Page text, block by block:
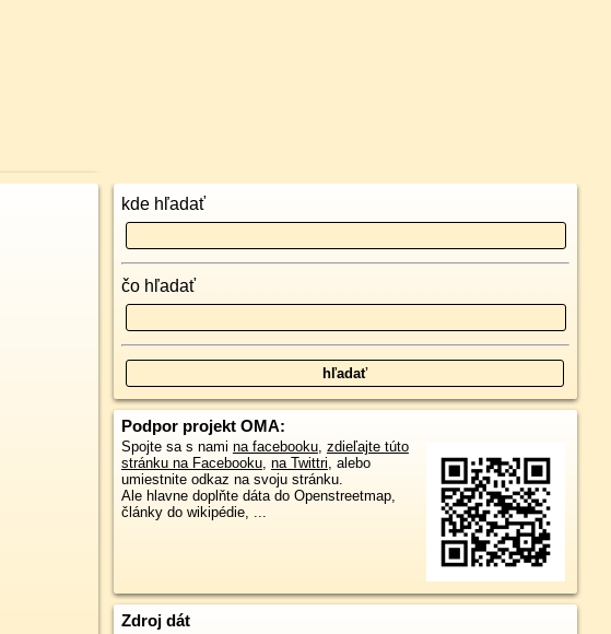
kde hľadať
čo hľadať
Podpor projekt OMA:
Spojte sa s nami na facebooku, zdieľajte túto
stránku na Facebooku, na Twittri, alebo
umiestnite odkaz na svoju stránku.
Ale hlavne doplňte dáta do Openstreetmap,
články do wikipédie, ...
Zdroj dát